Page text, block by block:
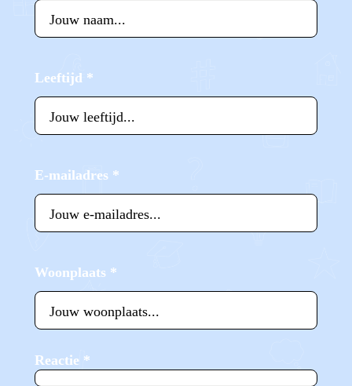
Leeftijd *
E-mailadres *
Woonplaats *
Reactie *